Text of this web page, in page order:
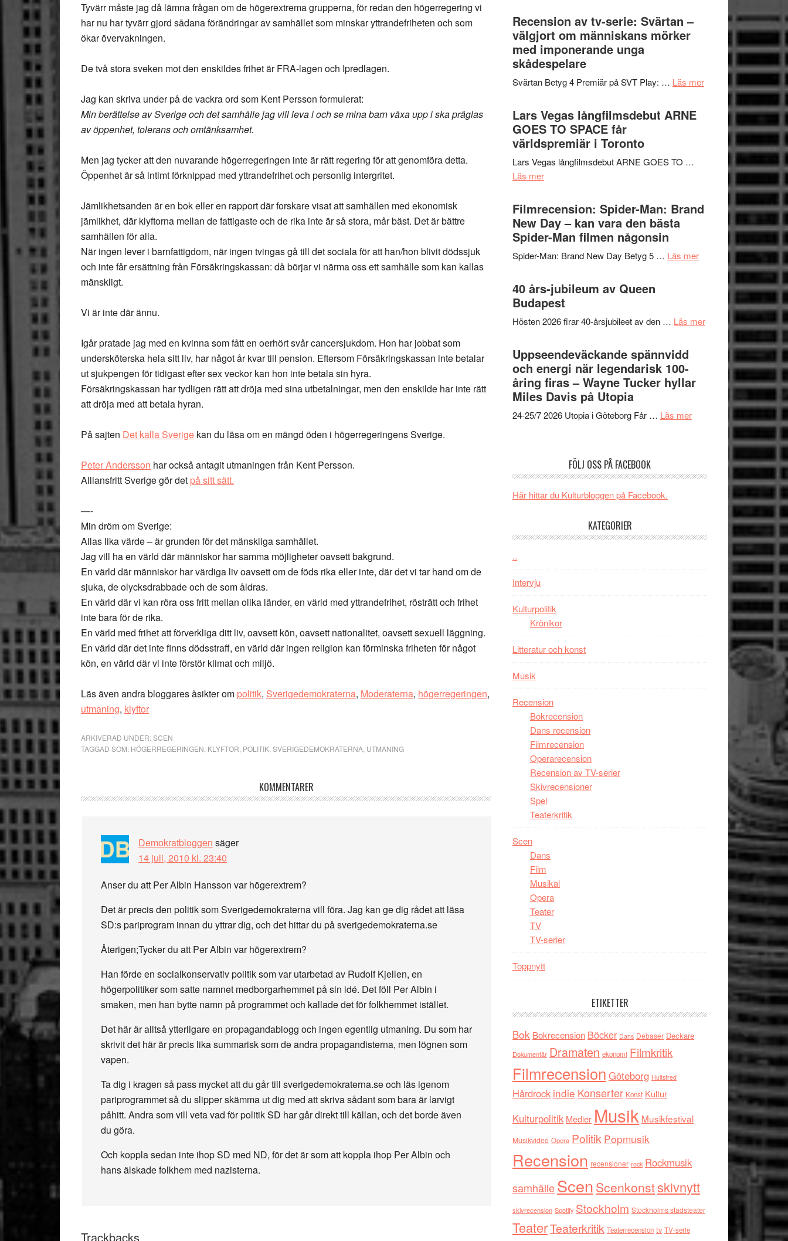
Tyvärr måste jag då lämna frågan om de högerextrema grupperna, för redan den högerregering vi
har nu har tyvärr gjord sådana förändringar av samhället som minskar yttrandefriheten och som
ökar övervakningen.
De två stora sveken mot den enskildes frihet är FRA-lagen och Ipredlagen.
Jag kan skriva under på de vackra ord som Kent Persson formulerat:
Min berättelse av Sverige och det samhälle jag vill leva i och se mina barn växa upp i ska präglas
av öppenhet, tolerans och omtänksamhet.
Men jag tycker att den nuvarande högerregeringen inte är rätt regering för att genomföra detta.
Öppenhet är så intimt förknippad med yttrandefrihet och personlig intergritet.
Jämlikhetsanden är en bok eller en rapport där forskare visat att samhällen med ekonomisk
jämlikhet, där klyftorna mellan de fattigaste och de rika inte är så stora, mår bäst. Det är bättre
samhällen för alla.
När ingen lever i barnfattigdom, när ingen tvingas gå till det sociala för att han/hon blivit dödssjuk
och inte får ersättning från Försäkringskassan: då börjar vi närma oss ett samhälle som kan kallas
mänskligt.
Vi är inte där ännu.
Igår pratade jag med en kvinna som fått en oerhört svår cancersjukdom. Hon har jobbat som
undersköterska hela sitt liv, har något år kvar till pension. Eftersom Försäkringskassan inte betalar
ut sjukpengen för tidigast efter sex veckor kan hon inte betala sin hyra.
Försäkringskassan har tydligen rätt att dröja med sina utbetalningar, men den enskilde har inte rätt
att dröja med att betala hyran.
På sajten Det kalla Sverige kan du läsa om en mängd öden i högerregeringens Sverige.
Peter Andersson har också antagit utmaningen från Kent Persson.
Alliansfritt Sverige gör det på sitt sätt.
—-
Min dröm om Sverige:
Allas lika värde – är grunden för det mänskliga samhället.
Jag vill ha en värld där människor har samma möjligheter oavsett bakgrund.
En värld där människor har värdiga liv oavsett om de föds rika eller inte, där det vi tar hand om de
sjuka, de olycksdrabbade och de som åldras.
En värld där vi kan röra oss fritt mellan olika länder, en värld med yttrandefrihet, rösträtt och frihet
inte bara för de rika.
En värld med frihet att förverkliga ditt liv, oavsett kön, oavsett nationalitet, oavsett sexuell läggning.
En värld där det inte finns dödsstraff, en värld där ingen religion kan förminska friheten för något
kön, en värld där vi inte förstör klimat och miljö.
Läs även andra bloggares åsikter om politik, Sverigedemokraterna, Moderaterna, högerregeringen,
utmaning, klyftor
ARKIVERAD UNDER:SCEN
TAGGAD SOM: HÖGERREGERINGEN KLYFTOR POLITIK SVERIGEDEMOKRATERNA UTMANING
KOMMENTARER
Demokratbloggen säger
14 juli, 2010 kl. 23:40
Anser du att Per Albin Hansson var högerextrem?
Det är precis den politik som Sverigedemokraterna vill föra. Jag kan ge dig rådet att läsa
SD:s pariprogram innan du yttrar dig, och det hittar du på sverigedemokraterna.se
Återigen;Tycker du att Per Albin var högerextrem?
Han förde en socialkonservativ politik som var utarbetad av Rudolf Kjellen, en
högerpolitiker som satte namnet medborgarhemmet på sin idé. Det föll Per Albin i
smaken, men han bytte namn på programmet och kallade det för folkhemmet istället.
Det här är alltså ytterligare en propagandablogg och ingen egentlig utmaning. Du som har
skrivit det här är precis lika summarisk som de andra propagandisterna, men lögnen som
vapen.
Ta dig i kragen så pass mycket att du går till sverigedemokraterna.se och läs igenom
pariprogrammet så du slipper skämma ut dig med att skriva sådant som bara är larvigt
påhitt. Andra som vill veta vad för politik SD har går direkt till källan, och det borde även
du göra.
Och koppla sedan inte ihop SD med ND, för det är som att koppla ihop Per Albin och
hans älskade folkhem med nazisterna.
Trackbacks
spännande
Chan
valet
synas
i
tv4
med
kan
styra
Mauri?
Recension av tv-serie: Svärtan –
välgjort om människans mörker
med imponerande unga
skådespelare
Svärtan Betyg 4 Premiär på SVT Play: … Läs merom
Recension
Svärtan
människans
mörker
imponerande
Lars Vegas långfilmsdebut ARNE
GOES TO SPACE får
världspremiär i Toronto
Lars Vegas långfilmsdebut ARNE GOES TO …
Läs merom
långfilmsdebut
ARNE
GOES
TO
får
världspremiär
i
Filmrecension: Spider-Man: Brand
New Day – kan vara den bästa
Spider-Man filmen någonsin
Spider-Man: Brand New Day Betyg 5 … Läs merom
Filmrecension:
New
någonsin
40 års-jubileum av Queen
Budapest
Hösten 2026 firar 40-årsjubileet av den … Läs merom
jubileum
Queen
Budapest
Uppseendeväckande spännvidd
och energi när legendarisk 100-
åring firas – Wayne Tucker hyllar
Miles Davis på Utopia
24-25/7 2026 Utopia i Göteborg Får … Läs merom
Uppseendeväckande
spännvidd
legendarisk
firas
FÖLJ OSS PÅ FACEBOOK
Här hittar du Kulturbloggen på Facebook.
KATEGORIER
..
Intervju
Kulturpolitik
Krönikor
Litteratur och konst
Musik
Recension
Bokrecension
Dans recension
Filmrecension
Operarecension
Recension av TV-serier
Skivrecensioner
Spel
Teaterkritik
Scen
Dans
Film
Musikal
Opera
Teater
TV
TV-serier
Toppnytt
ETIKETTER
Bok Bokrecension Böcker Dans Debaser Deckare
Dokumentär Dramaten ekonomi Filmkritik
Filmrecension Göteborg Hultsfred
Hårdrock indie Konserter Konst Kultur
Kulturpolitik Medier Musik Musikfestival
Musikvideo Opera Politik Popmusik
Recension recensioner rock Rockmusik
samhälleScen Scenkonstskivnytt
skivrecension Spotify Stockholm Stockholms stadsteater
TeaterTeaterkritik Teaterrecension tv TV-serie